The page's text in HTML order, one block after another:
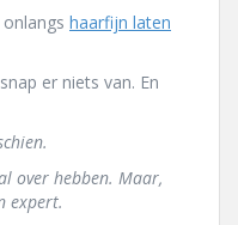
haarfijn laten
er niets van. En
over hebben. Maar,
expert.